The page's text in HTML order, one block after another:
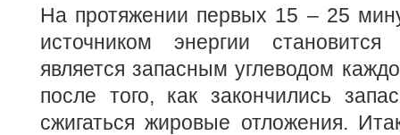
На протяжении первых 15 – 25
источником энергии становится
является запасным углеводом
после того, как закончились
сжигаться жировые отложения.